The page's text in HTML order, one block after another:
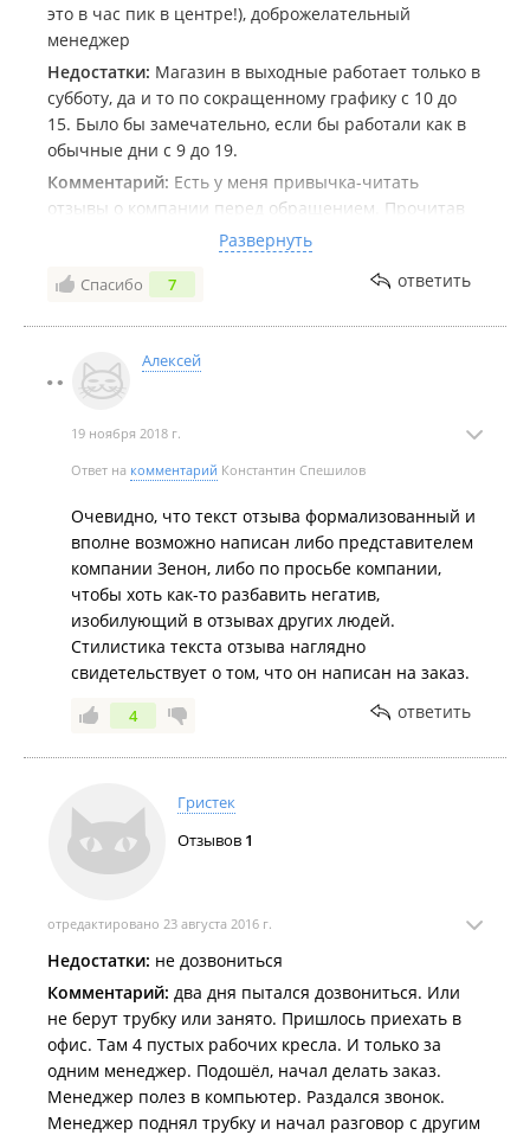
это в час пик в центре!), доброжелательный
менеджер
Недостатки: Магазин в выходные работает только в
субботу, да и то по сокращенному графику с 10 до
15. Было бы замечательно, если бы работали как в
обычные дни с 9 до 19.
Комментарий: Есть у меня привычка-читать
отзывы о компании перед обращением. Прочитав
эти, мне, конечно, не захотелось обращаться в
такую компанию. Но нужен был лист ПВХ-пластика,
а они как раз рядом. Заехал, купил, уехал. Помогли
исправилась. Жаль, что никто из сотрудников
ЗЕНОНа, не отвечает на такие отзывы. Может быть,
еще несколько покупателей и проблем с их
обслуживанием я также не заметил.
Развернуть
Спасибо 7 ответить
Алексей
19 ноября 2018 г.
Ответ на комментарий Константин Спешилов
Очевидно, что текст отзыва формализованный и
вполне возможно написан либо представителем
компании Зенон, либо по просьбе компании,
чтобы хоть как-то разбавить негатив,
изобилующий в отзывах других людей.
Стилистика текста отзыва наглядно
свидетельствует о том, что он написан на заказ.
4 ответить
Гристек
Отзывов 1
отредактировано 23 августа 2016 г.
Недостатки: не дозвониться
Комментарий: два дня пытался дозвониться. Или
не берут трубку или занято. Пришлось приехать в
офис. Там 4 пустых рабочих кресла. И только за
одним менеджер. Подошёл, начал делать заказ.
Менеджер полез в компьютер. Раздался звонок.
Менеджер поднял трубку и начал разговор с другим